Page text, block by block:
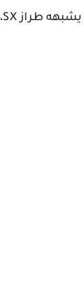
تأتي كيا سبورتاج 2014 بثلاث طرز: LX، EX و SX. للحصول على أفضل قيمة توجه نحو طراز EX و يشبهه طراز SX،